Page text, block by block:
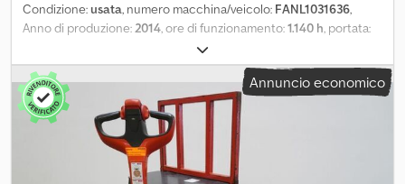
Condizione:usata, numero macchina/veicolo: FANL1031636,
Anno di produzione:2014, ore di funzionamento:1.140 h, portata:
600 mm
250 Ah, tensione della batteria:24 V, larghezza del telaio
portaforcelle:560 mm, lunghezza delle forche:1.150 mm, peso a
vuoto:495 kg , lunghezza totale:1.750 mm
mm, carburante:elettricità, - Aquamatic a batteria - Connettore
per veicoli REMA 80A - Sostituzione verticale della batteria -
Forbice con corsa da 560 a 1150 mm - SafetySpeed - Marcia lenta
Dwodpfxezq Tbto Am Asa - Controllo accessi: interruttore a
Annuncio economico